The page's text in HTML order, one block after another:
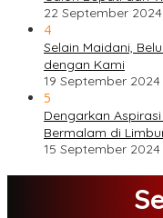
22 September 2024
4
Selain Maidani,
dengan Kami
19 September 2024
5
Dengarkan
Bermalam di
15 September 2024